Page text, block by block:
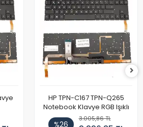
HP TPN-C167 TPN-Q265
Notebook Klavye RGB Işıklı
%26
3.005,86 TL